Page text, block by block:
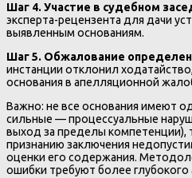
Шаг 4. Участие в судебном
эксперта-рецензента для дачи
выявленным основаниям.
Шаг 5. Обжалование
инстанции отклонил
основания в апелляционной
Важно: не все основания имеют
сильные — процессуальные
выход за пределы компетенции),
признанию заключения
оценки его содержания.
ошибки требуют более глубокого